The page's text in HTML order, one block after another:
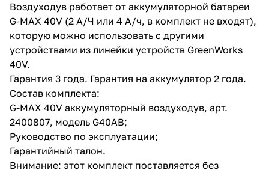
Воздуходув работает от аккумуляторной батареи
G-MAX 40V (2 А/Ч или 4 А/ч, в комплект не входят),
которую можно использовать с другими
устройствами из линейки устройств GreenWorks
40V.
Гарантия 3 года. Гарантия на аккумулятор 2 года.
Состав комплекта:
G-MAX 40V аккумуляторный воздуходув, арт.
2400807, модель G40AB;
Руководство по эксплуатации;
Гарантийный талон.
Внимание: этот комплект поставляется без